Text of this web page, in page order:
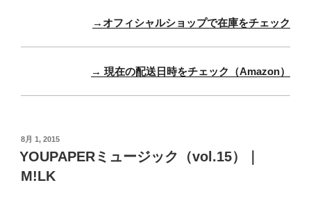
→オフィシャルショップで在庫をチェック
→ 現在の配送日時をチェック（Amazon）
投
稿
日:
8月 1, 2015
YOUPAPERミュージック（vol.15）｜
M!LK